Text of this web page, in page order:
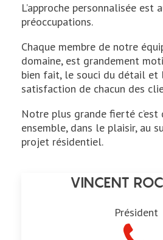
L’approche personnalisée est
préoccupations.
Chaque membre de notre
domaine, est grandement
bien fait, le souci du détail et
satisfaction de chacun des
Notre plus grande fierté
ensemble, dans le plaisir, au
projet résidentiel.
VINCENT
Président